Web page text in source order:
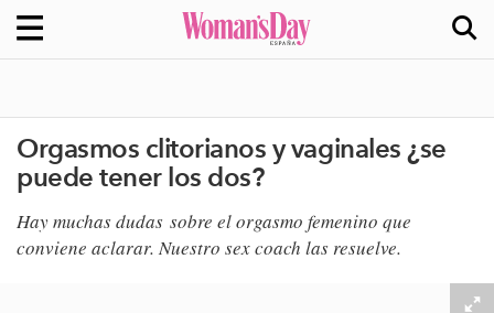
Orgasmos clitorianos y vaginales ¿se
puede tener los dos?
Hay muchas dudas sobre el orgasmo femenino que
conviene aclarar. Nuestro sex coach las resuelve.